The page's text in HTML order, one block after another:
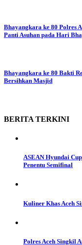
Bhayangkara ke 80 Polres
Panti Asuhan pada Hari
Bhayangkara ke 80 Bakti
Bersihkan Masjid
BERITA TERKINI
ASEAN Hyundai
Penentu Semifinal
Kuliner Khas Aceh
Polres Aceh Singkil